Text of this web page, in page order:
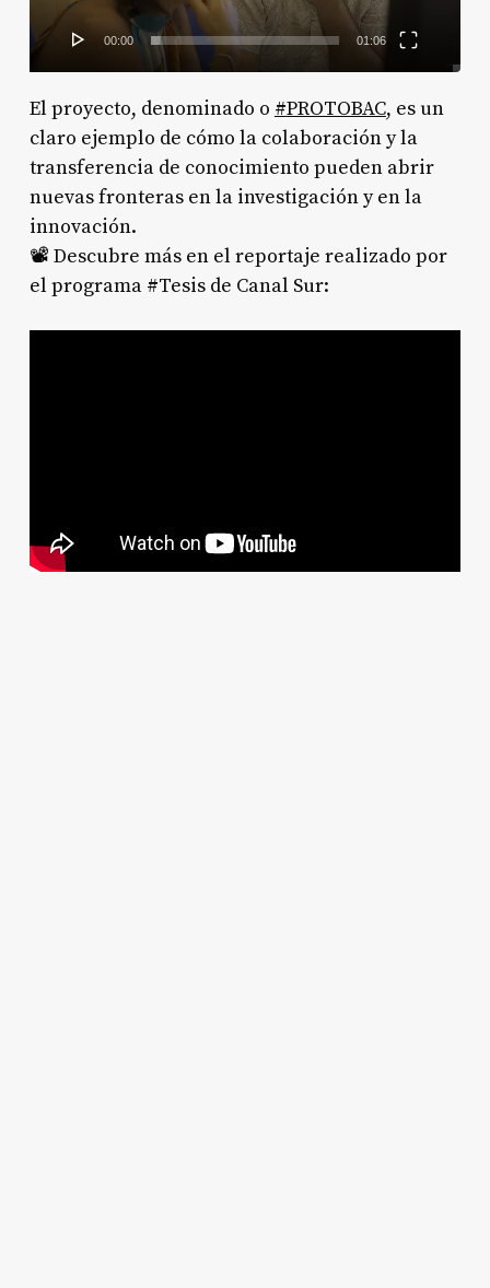
00:00 01:06
El proyecto, denominado o #PROTOBAC, es un
claro ejemplo de cómo la colaboración y la
transferencia de conocimiento pueden abrir
nuevas fronteras en la investigación y en la
innovación.
📽️ Descubre más en el reportaje realizado por
el programa #Tesis de Canal Sur: